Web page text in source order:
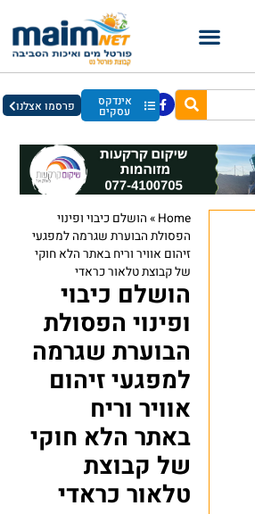
אינדקס
עסקים פרסמו אצלנו
Home
» הושלם כיבוי ופינוי
הפסולת הבוערת שגרמה למפגעי
זיהום אוויר וריח באתר הלא חוקי
של קבוצת טלאור כראדי
הושלם כיבוי
ופינוי הפסולת
הבוערת שגרמה
למפגעי זיהום
אוויר וריח
באתר הלא חוקי
של קבוצת
טלאור כראדי